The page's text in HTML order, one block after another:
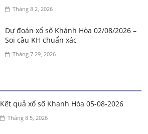
Tháng 8 2, 2026
Dự đoán xổ số Khánh Hòa 02/08/2026 –
Soi cầu KH chuẩn xác
Tháng 7 29, 2026
Kết quả xổ số Khanh Hòa 05-08-2026
Tháng 8 5, 2026